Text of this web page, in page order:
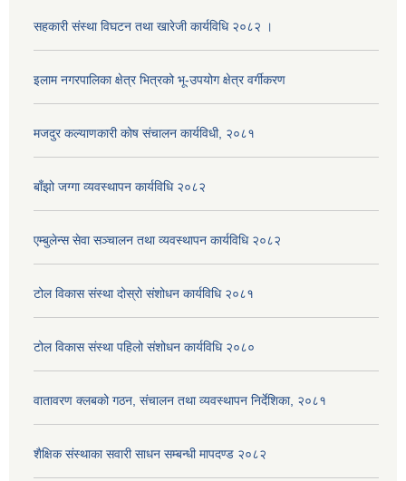
सहकारी संस्था विघटन तथा खारेजी कार्यविधि २०८२ ।
इलाम नगरपालिका क्षेत्र भित्रको भू-उपयोग क्षेत्र वर्गीकरण
मजदुर कल्याणकारी कोष संचालन कार्यविधी, २०८१
बाँझो जग्गा व्यवस्थापन कार्यविधि २०८२
एम्बुलेन्स सेवा सञ्चालन तथा व्यवस्थापन कार्यविधि २०८२
टोल विकास संस्था दोस्रो संशोधन कार्यविधि २०८१
टोल विकास संस्था पहिलो संशोधन कार्यविधि २०८०
वातावरण क्लबको गठन, संचालन तथा व्यवस्थापन निर्देशिका, २०८१
शैक्षिक संस्थाका सवारी साधन सम्बन्धी मापदण्ड २०८२